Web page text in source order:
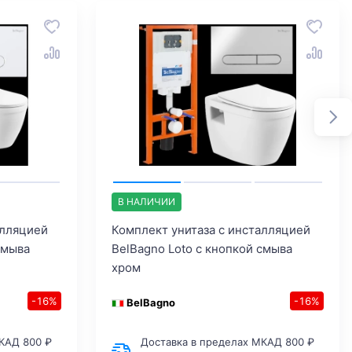
-16%
800 ₽
В НАЛИЧИИ
Комплект унитаза с инсталляцией
BelBagno Loto с кнопкой смыва
хром
BelBagno -16%
Доставка в пределах МКАД 800 ₽